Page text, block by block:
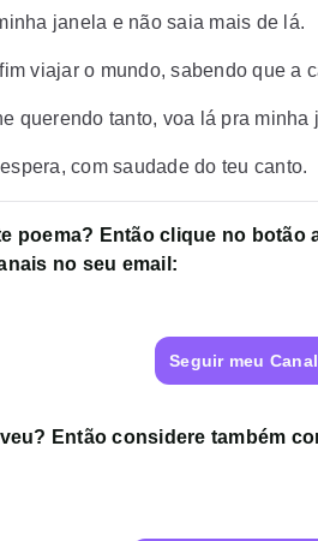
janela e não saia mais de lá.
viajar o mundo, sabendo que a
querendo tanto, voa lá pra minha
com saudade do teu canto.
poema? Então clique no botão
no seu email:
Seguir meu Canal
Então considere também